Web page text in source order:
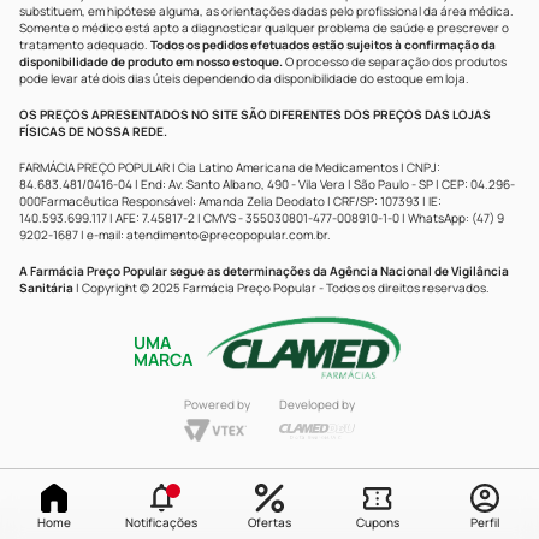
Home Notificações Ofertas Cupons Perfil
substituem, em hipótese alguma, as orientações dadas pelo profissional da área médica.
Somente o médico está apto a diagnosticar qualquer problema de saúde e prescrever o
tratamento adequado. Todos os pedidos efetuados estão sujeitos à confirmação da
disponibilidade de produto em nosso estoque.O processo de separação dos produtos
pode levar até dois dias úteis dependendo da disponibilidade do estoque em loja.
OS PREÇOS APRESENTADOS NO SITE SÃO DIFERENTES DOS PREÇOS DAS LOJAS
FÍSICAS DE NOSSA REDE.
FARMÁCIA PREÇO POPULAR | Cia Latino Americana de Medicamentos | CNPJ:
84.683.481/0416-04 | End: Av. Santo Albano, 490 - Vila Vera | São Paulo - SP | CEP: 04.296-
000Farmacêutica Responsável: Amanda Zelia Deodato | CRF/SP: 107393 | IE:
140.593.699.117 | AFE: 7.45817-2 | CMVS - 355030801-477-008910-1-0 | WhatsApp: (47) 9
9202-1687 | e-mail: atendimento@precopopular.com.br.
A Farmácia Preço Popular segue as determinações da Agência Nacional de Vigilância
Sanitária | Copyright © 2025 Farmácia Preço Popular - Todos os direitos reservados.
UMA
MARCA
Powered by Developed by